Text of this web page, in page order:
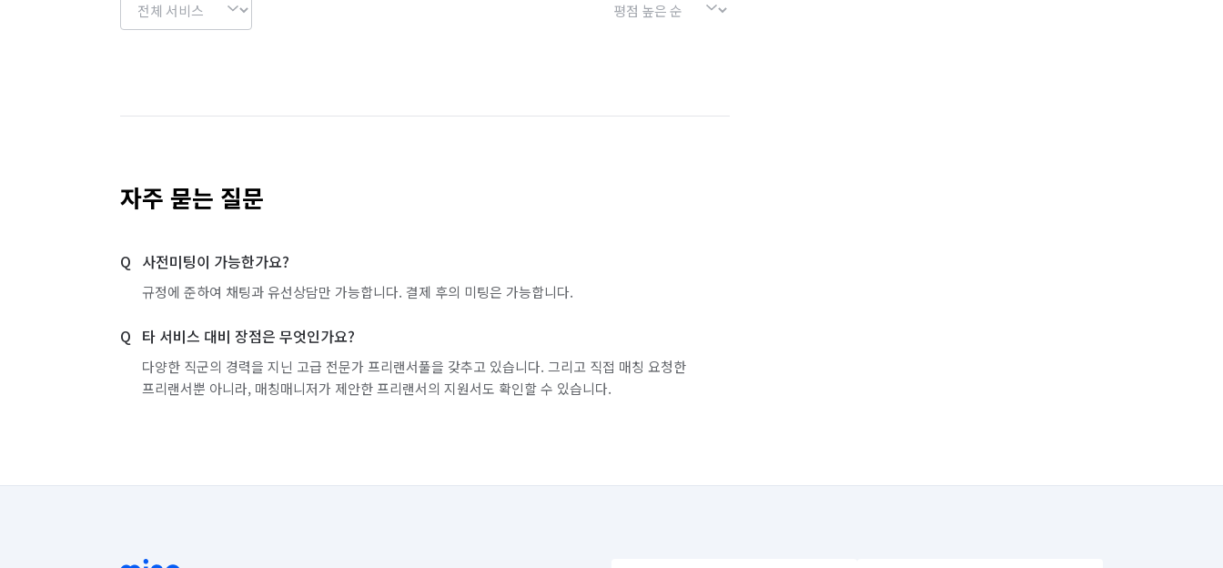
자주 묻는 질문
사전미팅이 가능한가요?
규정에 준하여 채팅과 유선상담만 가능합니다. 결제 후의 미팅은 가능합니다.
타 서비스 대비 장점은 무엇인가요?
다양한 직군의 경력을 지닌 고급 전문가 프리랜서풀을 갖추고 있습니다. 그리고 직접 매칭 요청한
프리랜서뿐 아니라, 매칭매니저가 제안한 프리랜서의 지원서도 확인할 수 있습니다.